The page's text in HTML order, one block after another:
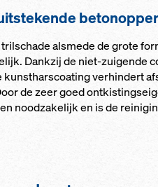
als­me­de de gro­te
Dankzij de niet-zui­gen­de
ver­hin­dert
de zeer goed
noodza­ke­lijk en is de